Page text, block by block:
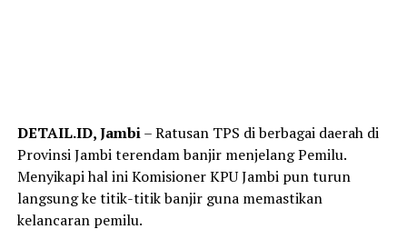
DETAIL.ID, Jambi– Ratusan TPS di berbagai daerah di
Provinsi Jambi terendam banjir menjelang Pemilu.
Menyikapi hal ini Komisioner KPU Jambi pun turun
langsung ke titik-titik banjir guna memastikan
kelancaran pemilu.